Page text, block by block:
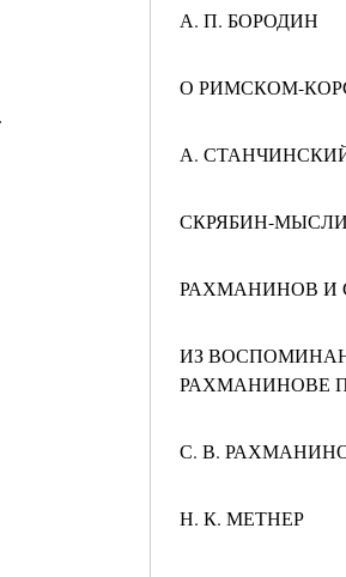
А. П. БОРОДИН
О РИМСКОМ-
А.
СКРЯБИН-
РАХМАНИНОВ И
ИЗ
РАХМАНИНОВЕ
С. В.
Н. К. МЕТНЕР